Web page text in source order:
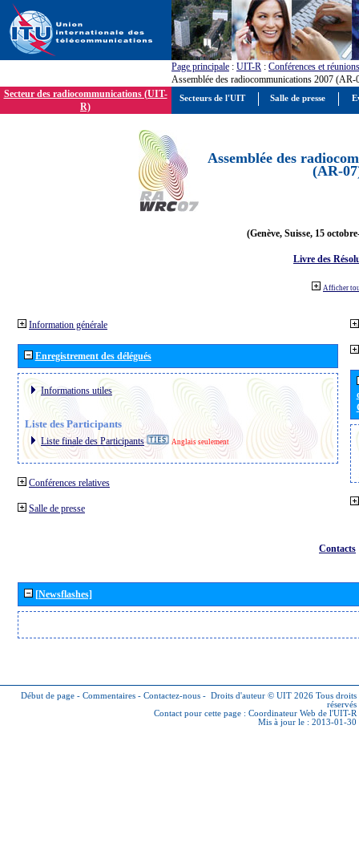
Page principale : UIT-R : Conférences et réunions
Assemblée des radiocommunications 2007 (AR-
Secteur des radiocommunications (UIT-
R)
Assemblée des
(AR-
(Genève, Suisse, 15
Livre des
Afficher
Information générale
Enregistrement des délégués
Informations utiles
Liste des Participants
Liste finale des Participants Anglais seulement
Conférences relatives
Salle de presse
Contacts
[Newsflashes]
Début de page - Commentaires - Contactez-nous - Droits d'auteur © UIT 2026 Tous droits
réservés
Contact pour cette page : Coordinateur Web de l'UIT-R
Mis à jour le : 2013-01-30
Secteurs de l'UIT Salle de presse